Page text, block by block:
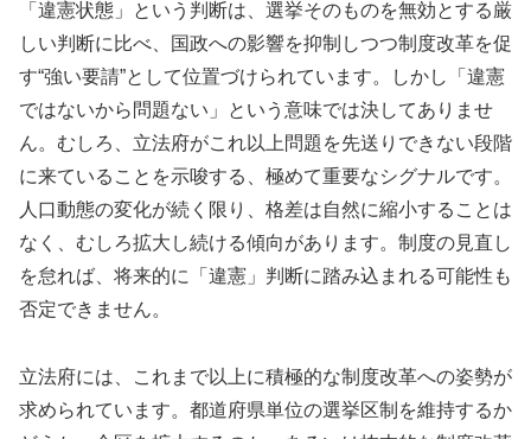
「違憲状態」という判断は、選挙そのものを無効とする厳
しい判断に比べ、国政への影響を抑制しつつ制度改革を促
す“強い要請”として位置づけられています。しかし「違憲
ではないから問題ない」という意味では決してありませ
ん。むしろ、立法府がこれ以上問題を先送りできない段階
に来ていることを示唆する、極めて重要なシグナルです。
人口動態の変化が続く限り、格差は自然に縮小することは
なく、むしろ拡大し続ける傾向があります。制度の見直し
を怠れば、将来的に「違憲」判断に踏み込まれる可能性も
否定できません。
立法府には、これまで以上に積極的な制度改革への姿勢が
求められています。都道府県単位の選挙区制を維持するか